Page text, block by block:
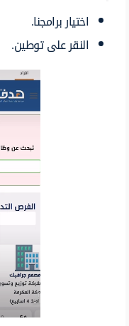
اختيار برامجنا.
النقر على توطين.